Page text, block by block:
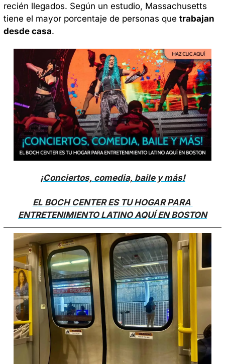
recién llegados. Según un estudio, Massachusetts
tiene el mayor porcentaje de personas que trabajan
desde casa.
¡Conciertos, comedia, baile y más!
EL BOCH CENTER ES TU HOGAR PARA
ENTRETENIMIENTO LATINO AQUÍ EN BOSTON